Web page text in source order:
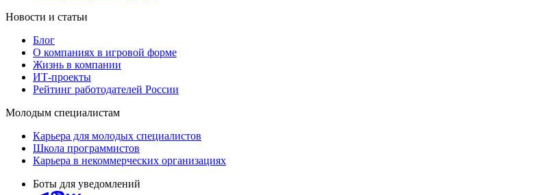
Новости и статьи
Блог
О компаниях в игровой форме
Жизнь в компании
ИТ-проекты
Рейтинг работодателей России
Молодым специалистам
Карьера для молодых специалистов
Школа программистов
Карьера в некоммерческих организациях
Боты для уведомлений